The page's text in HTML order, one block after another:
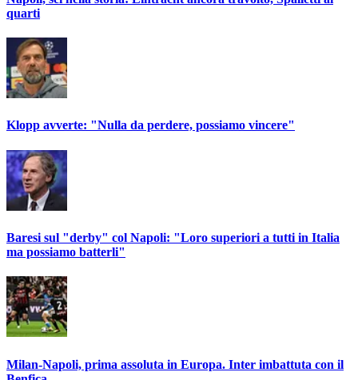
quarti
Klopp avverte: "Nulla da perdere, possiamo vincere"
Baresi sul "derby" col Napoli: "Loro superiori a tutti in Italia
ma possiamo batterli"
Milan-Napoli, prima assoluta in Europa. Inter imbattuta con il